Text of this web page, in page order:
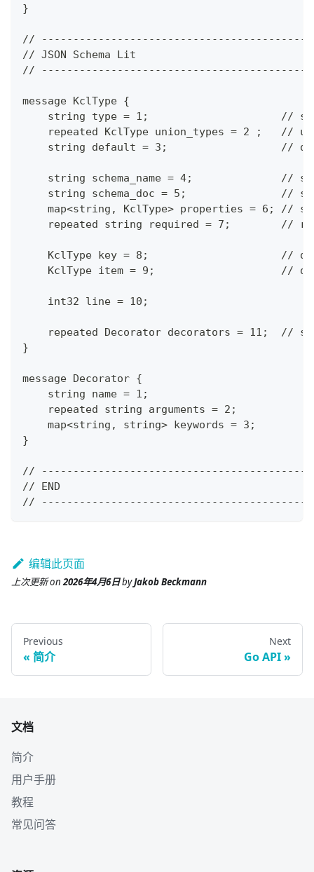
}
//
// JSON Schema Lit
//
message KclType {
string type = 1;                     //
repeated KclType union_types = 2 ;   //
string default = 3;                  //
string schema_name = 4;              //
string schema_doc = 5;               //
map<string, KclType> properties = 6; //
repeated string required = 7;        //
KclType key = 8;                     //
KclType item = 9;                    //
    int32 line = 10;
repeated Decorator decorators = 11;  //
}
message Decorator {
    string name = 1;
    repeated string arguments = 2;
    map<string, string> keywords = 3;
}
//
// END
//
编辑此页面
上次更新on2026年4月6日byJakob Beckmann
Previous
简介
Next
Go API
文档
简介
用户手册
教程
常见问答